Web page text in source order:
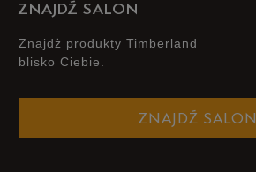
ZNAJDŹ SALON
Znajdż produkty Timberland
blisko Ciebie.
ZNAJDŹ SALON